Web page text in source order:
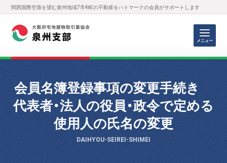
関西国際空港を望む泉州地域7市4町の不動産をハトマークの会員がサポートします
メニュー
会員名簿登録事項の変更手続き
代表者・法人の役員・政令で定める
使用人の氏名の変更
DAIHYOU-SEIREI-SHIMEI